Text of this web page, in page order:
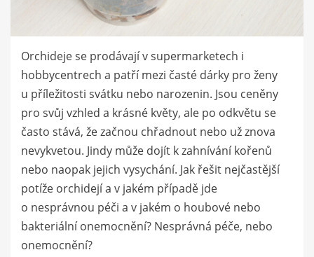
Orchideje se prodávají v supermarketech i
hobbycentrech a patří mezi časté dárky pro ženy
u příležitosti svátku nebo narozenin. Jsou ceněny
pro svůj vzhled a krásné květy, ale po odkvětu se
často stává, že začnou chřadnout nebo už znova
nevykvetou. Jindy může dojít k zahnívání kořenů
nebo naopak jejich vysychání. Jak řešit nejčastější
potíže orchidejí a v jakém případě jde
o nesprávnou péči a v jakém o houbové nebo
bakteriální onemocnění? Nesprávná péče, nebo
onemocnění?